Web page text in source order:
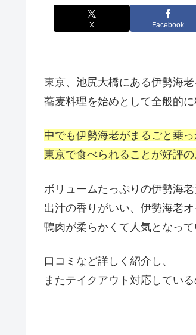
X Facebook
東京、池尻大橋にある伊勢海
蕎麦料理を始めとして全般的
中でも伊勢海老がまるごと乗
東京で食べられることが好評の
ボリュームたっぷりの伊勢海
出汁の香りがいい、伊勢海老
鴨肉が柔らかくて人気となって
口コミなど詳しく紹介し、
またテイクアウト対応してい